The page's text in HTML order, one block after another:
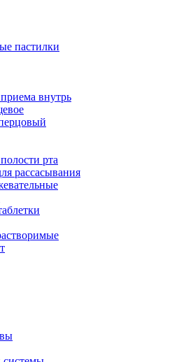
пастилки
внутрь
рта
рассасывания